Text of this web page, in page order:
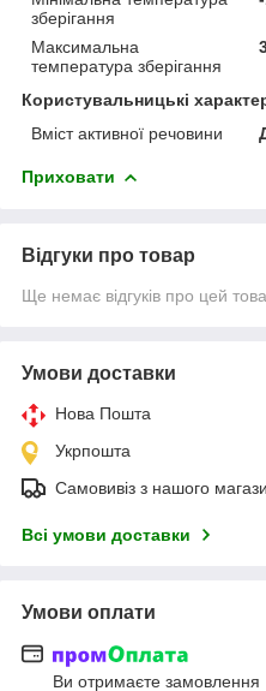
зберігання
Максимальна
температура зберігання
Користувальницькі
Вміст активної речовини
Приховати
Відгуки про товар
Ще немає відгуків про цей
Умови доставки
Нова Пошта
Укрпошта
Самовивіз з нашого
Всі умови доставки
Умови оплати
Ви отримаєте замовлення